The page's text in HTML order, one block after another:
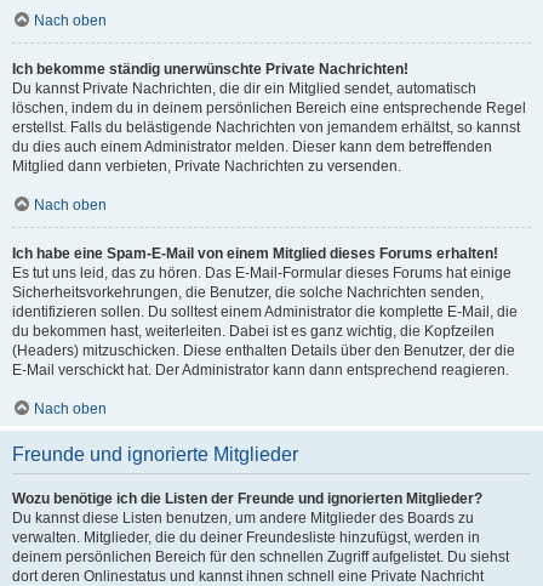
Nach oben
Ich bekomme ständig unerwünschte Private Nachrichten!
Du kannst Private Nachrichten, die dir ein Mitglied sendet, automatisch
löschen, indem du in deinem persönlichen Bereich eine entsprechende Regel
erstellst. Falls du belästigende Nachrichten von jemandem erhältst, so kannst
du dies auch einem Administrator melden. Dieser kann dem betreffenden
Mitglied dann verbieten, Private Nachrichten zu versenden.
Nach oben
Ich habe eine Spam-E-Mail von einem Mitglied dieses Forums erhalten!
Es tut uns leid, das zu hören. Das E-Mail-Formular dieses Forums hat einige
Sicherheitsvorkehrungen, die Benutzer, die solche Nachrichten senden,
identifizieren sollen. Du solltest einem Administrator die komplette E-Mail, die
du bekommen hast, weiterleiten. Dabei ist es ganz wichtig, die Kopfzeilen
(Headers) mitzuschicken. Diese enthalten Details über den Benutzer, der die
E-Mail verschickt hat. Der Administrator kann dann entsprechend reagieren.
Nach oben
Freunde und ignorierte Mitglieder
Wozu benötige ich die Listen der Freunde und ignorierten Mitglieder?
Du kannst diese Listen benutzen, um andere Mitglieder des Boards zu
verwalten. Mitglieder, die du deiner Freundesliste hinzufügst, werden in
deinem persönlichen Bereich für den schnellen Zugriff aufgelistet. Du siehst
dort deren Onlinestatus und kannst ihnen schnell eine Private Nachricht